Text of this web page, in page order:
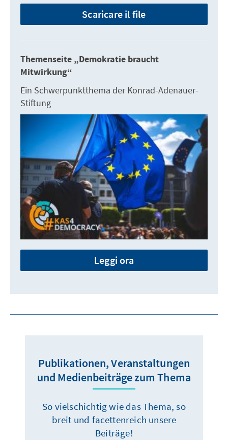
Scaricare il file
Themenseite „Demokratie braucht
Mitwirkung“
Ein Schwerpunktthema der Konrad-Adenauer-
Stiftung
Leggi ora
Publikationen, Veranstaltungen
und Medienbeiträge zum Thema
So vielschichtig wie das Thema, so
breit und facettenreich unsere
Beiträge!